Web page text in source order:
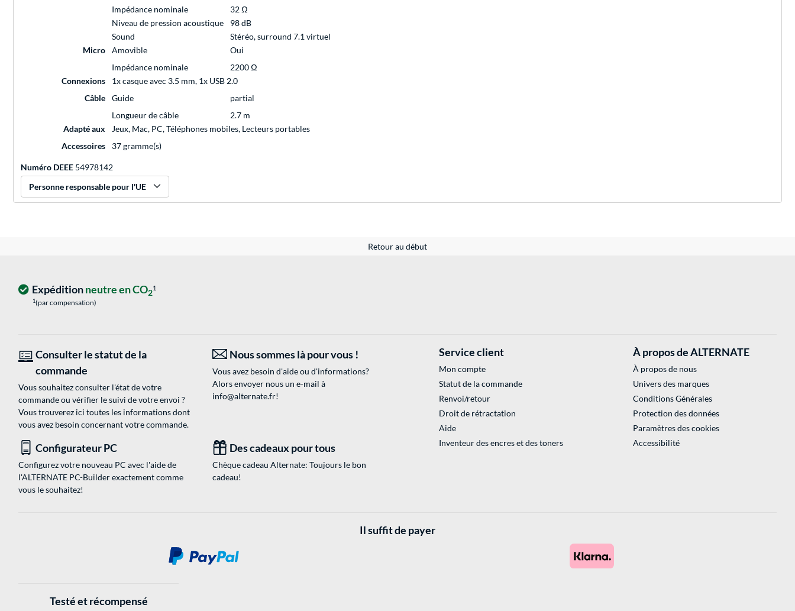
Impédance nominale
32 Ω
Niveau de pression acoustique
98 dB
Sound
Stéréo, surround 7.1 virtuel
Micro
Amovible
Oui
Impédance nominale
2200 Ω
Connexions
1x casque avec 3.5 mm, 1x USB 2.0
Câble
Guide
partial
Longueur de câble
2.7 m
Adapté aux
Jeux, Mac, PC, Téléphones mobiles, Lecteurs portables
Accessoires
37 gramme(s)
Numéro DEEE 54978142
Personne responsable pour l'UE
Retour au début
Expéditionneutre en CO21
1(par compensation)
Consulter le statut de la
commande
Vous souhaitez consulter l'état de votre
commande ou vérifier le suivi de votre envoi ?
Vous trouverez ici toutes les informations dont
vous avez besoin concernant votre commande.
Nous sommes là pour vous !
Vous avez besoin d'aide ou d'informations?
Alors envoyer nous un e-mail à
info@alternate.fr!
Configurateur PC
Configurez votre nouveau PC avec l'aide de
l'ALTERNATE PC-Builder exactement comme
vous le souhaitez!
Des cadeaux pour tous
Chèque cadeau Alternate: Toujours le bon
cadeau!
Service client
Mon compte
Statut de la commande
Renvoi/retour
Droit de rétractation
Aide
Inventeur des encres et des toners
À propos de ALTERNATE
À propos de nous
Univers des marques
Conditions Générales
Protection des données
Paramètres des cookies
Accessibilité
Il suffit de payer
Testé et récompensé